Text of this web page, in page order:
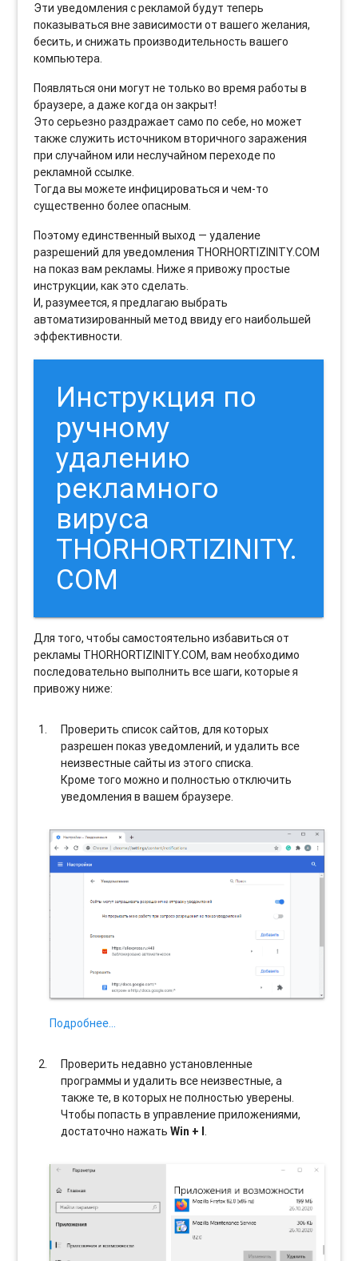
Эти уведомления с рекламой будут теперь
показываться вне зависимости от вашего желания,
бесить, и снижать производительность вашего
компьютера.
Появляться они могут не только во время работы в
браузере, а даже когда он закрыт!
Это серьезно раздражает само по себе, но может
также служить источником вторичного заражения
при случайном или неслучайном переходе по
рекламной ссылке.
Тогда вы можете инфицироваться и чем-то
существенно более опасным.
Поэтому единственный выход — удаление
разрешений для уведомления THORHORTIZINITY.COM
на показ вам рекламы. Ниже я привожу простые
инструкции, как это сделать.
И, разумеется, я предлагаю выбрать
автоматизированный метод ввиду его наибольшей
эффективности.
Инструкция по
ручному
удалению
рекламного
вируса
THORHORTIZINITY.
COM
Для того, чтобы самостоятельно избавиться от
рекламы THORHORTIZINITY.COM, вам необходимо
последовательно выполнить все шаги, которые я
привожу ниже:
Проверить список сайтов, для которых
разрешен показ уведомлений, и удалить все
неизвестные сайты из этого списка.
Кроме того можно и полностью отключить
уведомления в вашем браузере.
Подробнее…
Проверить недавно установленные
программы и удалить все неизвестные, а
также те, в которых не полностью уверены.
Чтобы попасть в управление приложениями,
достаточно нажатьWin + I.